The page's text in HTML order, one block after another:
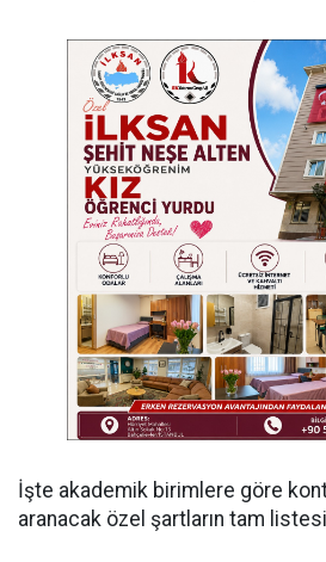
İşte akademik birimlere göre
aranacak özel şartların tam